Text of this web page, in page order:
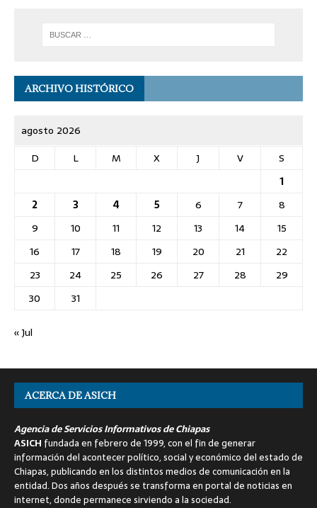
ARCHIVO HISTÓRICO
agosto 2026
D
L M X J V
S
1
2
3 4 5 6 7
8
9
10 11 12 13 14
15
16
17 18 19 20 21
22
23
24 25 26 27 28
29
30
31
« Jul
ACERCA DE ASICH
Agencia de Servicios Informativos de Chiapas
ASICH fundada en febrero de 1999, con el fin de generar
información del acontecer político, social y económico del estado de
Chiapas, publicando en los distintos medios de comunicación en la
entidad. Dos años después se transforma en portal de noticias en
internet, donde permanece sirviendo a la sociedad.